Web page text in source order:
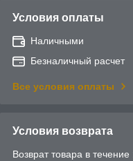
Условия оплаты
Наличными
Безналичный расчет
Все условия оплаты
Условия возврата
Возврат товара в